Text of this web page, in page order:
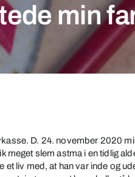
min
D. 24. november 2020
meget slem astma i en tidlig
et liv med, at han var inde og